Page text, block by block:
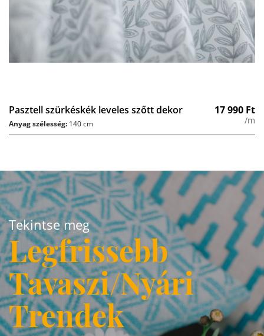
Pasztell szürkéskék leveles szőtt dekor 17 990 Ft
/m
Anyag szélesség: 140 cm
Tekintse meg
Legfrissebb
Tavaszi/Nyári
Trendek